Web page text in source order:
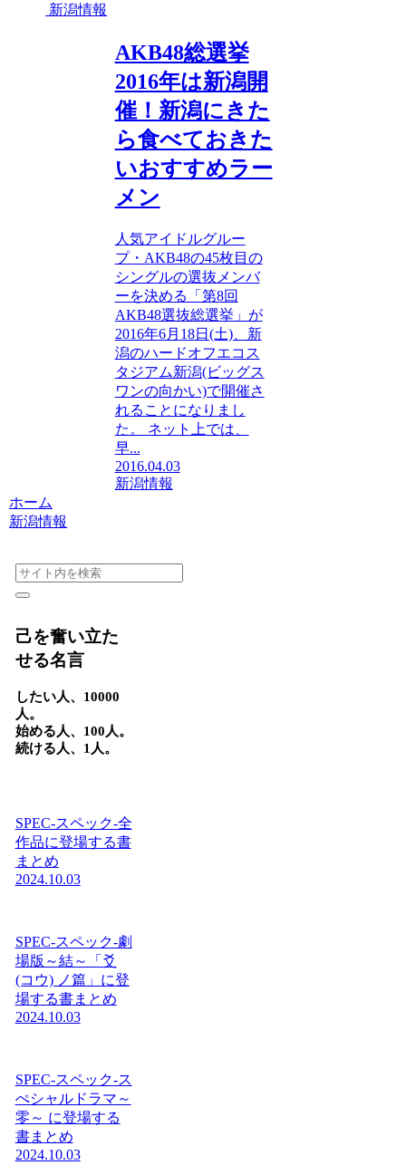
新潟情報
AKB48総選挙
2016年は新潟開
催！新潟にきた
ら食べておきた
いおすすめラー
メン
人気アイドルグルー
プ・AKB48の45枚目の
シングルの選抜メンバ
ーを決める「第8回
AKB48選抜総選挙」が
2016年6月18日(土)、新
潟のハードオフエコス
タジアム新潟(ビッグス
ワンの向かい)で開催さ
れることになりまし
た。 ネット上では、
早...
2016.04.03
新潟情報
ホーム
新潟情報
己を奮い立た
せる名言
したい人、10000
人。
始める人、100人。
続ける人、1人。
SPEC-スペック-全
作品に登場する書
まとめ
2024.10.03
SPEC-スペック-劇
場版～結～「爻
(コウ) ノ篇」に登
場する書まとめ
2024.10.03
SPEC-スペック-ス
ぺシャルドラマ～
零～ に登場する
書まとめ
2024.10.03